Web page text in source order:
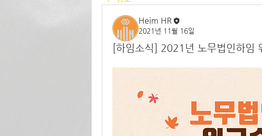
Heim HR
2021년 11월 16일
[하임소식] 2021년 노무법인하임